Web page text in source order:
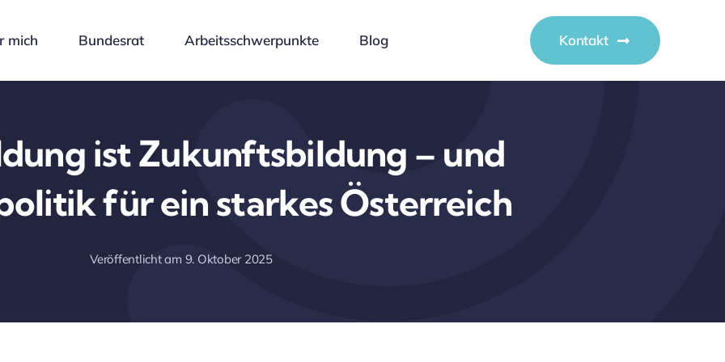
mich Bundesrat Arbeitsschwerpunkte Blog Kontakt
ist Zukunftsbildung – und
für ein starkes Österreich
Veröffentlicht am 9. Oktober 2025